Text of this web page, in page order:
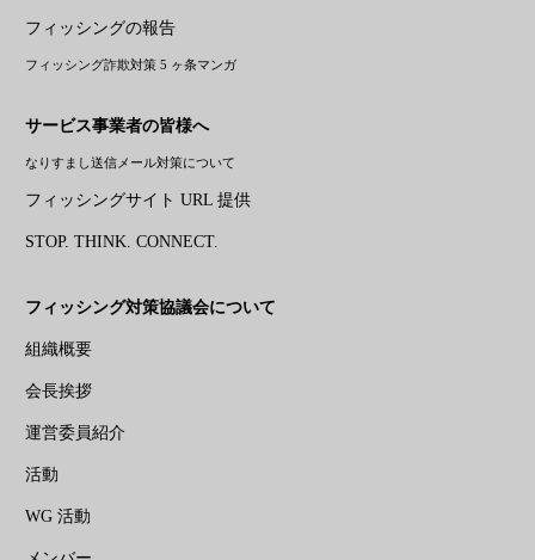
フィッシングの報告
フィッシング詐欺対策 5 ヶ条マンガ
サービス事業者の皆様へ
なりすまし送信メール対策について
フィッシングサイト URL 提供
STOP. THINK. CONNECT.
フィッシング対策協議会について
組織概要
会長挨拶
運営委員紹介
活動
WG 活動